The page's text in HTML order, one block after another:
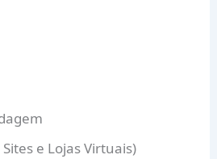
e Lojas Virtuais)